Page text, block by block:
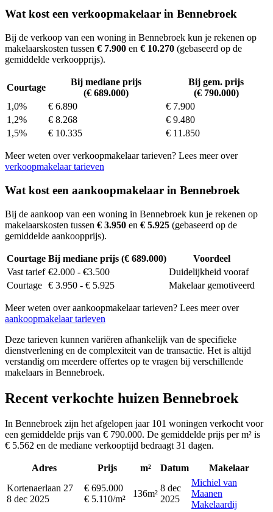
Wat kost een verkoopmakelaar in Bennebroek
Bij de verkoop van een woning in Bennebroek kun je rekenen op
makelaarskosten tussen € 7.900 en € 10.270 (gebaseerd op de
gemiddelde verkoopprijs).
Courtage
Bij mediane prijs
(€ 689.000)
Bij gem. prijs
(€ 790.000)
1,0%
€ 6.890
€ 7.900
1,2%
€ 8.268
€ 9.480
1,5%
€ 10.335 € 11.850
Meer weten over verkoopmakelaar tarieven? Lees meer over
verkoopmakelaar tarieven
Wat kost een aankoopmakelaar in Bennebroek
Bij de aankoop van een woning in Bennebroek kun je rekenen op
makelaarskosten tussen € 3.950 en € 5.925 (gebaseerd op de
gemiddelde aankoopprijs).
Courtage Bij mediane prijs (€ 689.000)
Voordeel
Vast tarief €2.000 - €3.500
Duidelijkheid vooraf
Courtage € 3.950 - € 5.925 Makelaar gemotiveerd
Meer weten over aankoopmakelaar tarieven? Lees meer over
aankoopmakelaar tarieven
Deze tarieven kunnen variëren afhankelijk van de specifieke
dienstverlening en de complexiteit van de transactie. Het is altijd
verstandig om meerdere offertes op te vragen bij verschillende
makelaars in Bennebroek.
Recent verkochte huizen Bennebroek
In Bennebroek zijn het afgelopen jaar 101 woningen verkocht voor
een gemiddelde prijs van € 790.000. De gemiddelde prijs per m² is
€ 5.562 en de mediane verkooptijd bedraagt 31 dagen.
Adres Prijs m² Datum
Makelaar
Kortenaerlaan 27
8 dec 2025
€ 695.000
€ 5.110/m²
136m²
8 dec
2025
Michiel van
Maanen
Makelaardij